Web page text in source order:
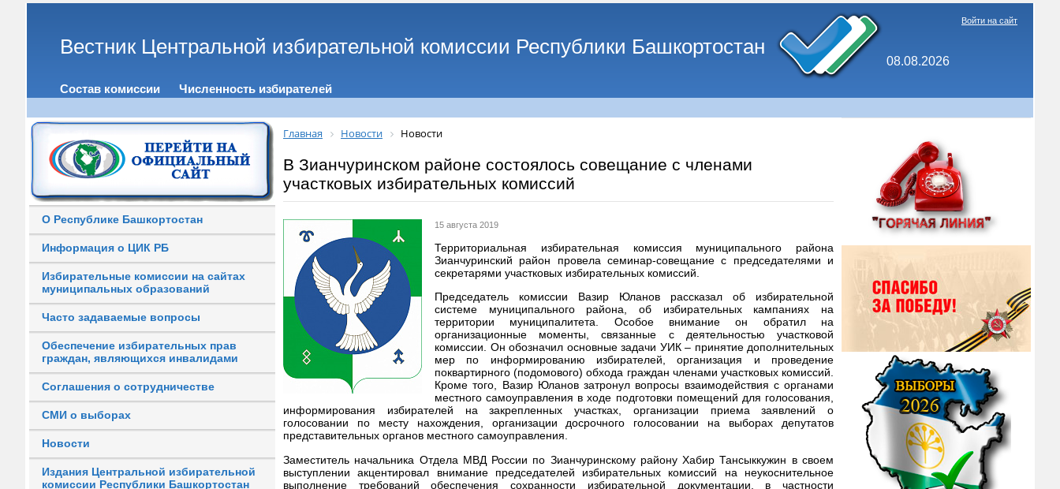
Вестник Центральной избирательной комиссии Республики Башкортостан
08.08.2026
Войти на сайт
Состав комиссии Численность избирателей
О Республике Башкортостан
Информация о ЦИК РБ
Избирательные комиссии на сайтах
муниципальных образований
Часто задаваемые вопросы
Обеспечение избирательных прав
граждан, являющихся инвалидами
Соглашения о сотрудничестве
СМИ о выборах
Новости
Издания Центральной избирательной
комиссии Республики Башкортостан
Главная Новости Новости
В Зианчуринском районе состоялось совещание с членами
участковых избирательных комиссий
15 августа 2019
Территориальная избирательная комиссия муниципального района
Зианчуринский район провела семинар-совещание с председателями и
секретарями участковых избирательных комиссий.
Председатель комиссии Вазир Юланов рассказал об избирательной
системе муниципального района, об избирательных кампаниях на
территории муниципалитета. Особое внимание он обратил на
организационные моменты, связанные с деятельностью участковой
комиссии. Он обозначил основные задачи УИК – принятие дополнительных
мер по информированию избирателей, организация и проведение
поквартирного (подомового) обхода граждан членами участковых комиссий.
Кроме того, Вазир Юланов затронул вопросы взаимодействия с органами
местного самоуправления в ходе подготовки помещений для голосования,
информирования избирателей на закрепленных участках, организации приема заявлений о
голосовании по месту нахождения, организации досрочного голосовании на выборах депутатов
представительных органов местного самоуправления.
Заместитель начальника Отдела МВД России по Зианчуринскому району Хабир Тансыккужин в своем
выступлении акцентировал внимание председателей избирательных комиссий на неукоснительное
выполнение требований обеспечения сохранности избирательной документации, в частности